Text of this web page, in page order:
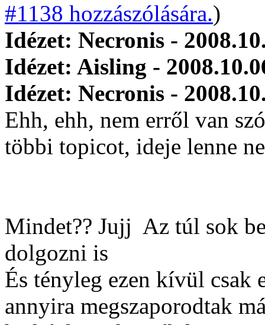
#1138 hozzászólására.)
Idézet: Necronis -
Idézet: Aisling -
Idézet: Necronis -
Ehh, ehh, nem erről van
többi topicot, ideje lenne
Mindet?? Jujj Az túl sok
dolgozni is
És tényleg ezen kívül csak
annyira megszaporodtak